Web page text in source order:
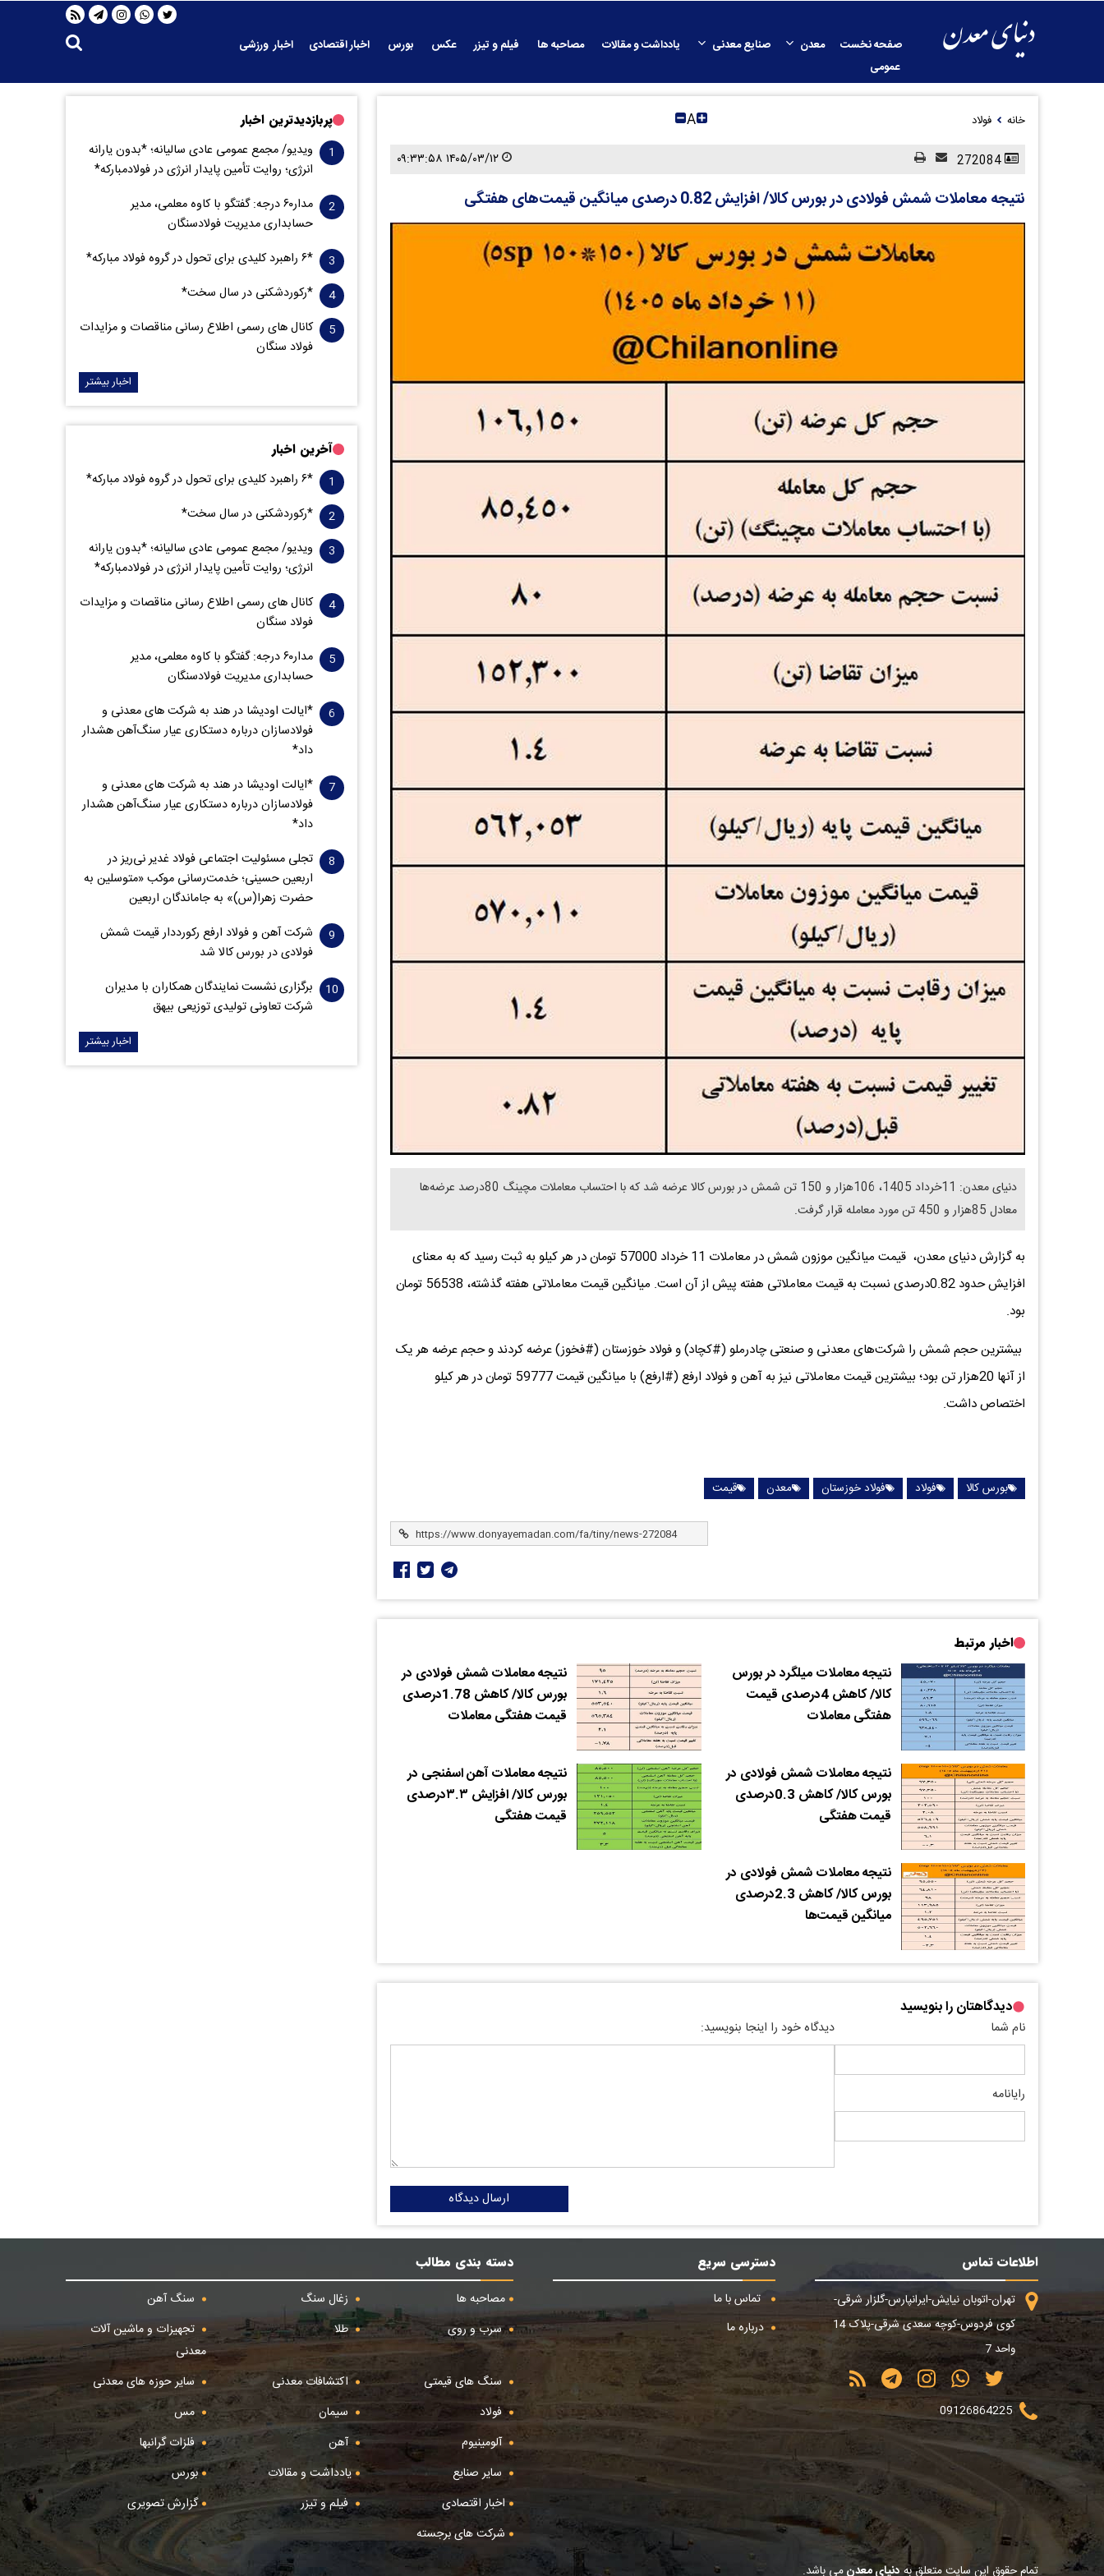
صفحه نخست معدن صنایع معدنی یادداشت و مقالات مصاحبه ها فیلم و تیزر عکس بورس اخبار اقتصادی
اخبار ورزشی
عمومی
خانه فولاد A
۱۴۰۵/۰۳/۱۲ ۰۹:۳۳:۵۸
نتیجه معاملات شمش فولادی در بورس کالا/ افزایش 0.82 درصدی میانگین قیمت‌های هفتگی
دنیای معدن: 11خرداد 1405، 106هزار و 150 تن شمش در بورس کالا عرضه شد که با احتساب معاملات مچینگ 80درصد عرضه‌ها
معادل 85هزار و 450 تن مورد معامله قرار گرفت.
به گزارش دنیای معدن، قیمت میانگین موزون شمش در معاملات 11 خرداد 57000 تومان در هر کیلو به ثبت رسید که به معنای
افزایش حدود 0.82درصدی نسبت به قیمت معاملاتی هفته پیش از آن است. میانگین قیمت معاملاتی هفته گذشته، 56538 تومان
بود.
بیشترین حجم شمش را شرکت‌های معدنی و صنعتی چادرملو (#کچاد) و فولاد خوزستان (#فخوز) عرضه کردند و حجم عرضه هر یک
از آنها 20هزار تن بود؛ بیشترین قیمت معاملاتی نیز به آهن و فولاد ارفع (#ارفع) با میانگین قیمت 59777 تومان در هر کیلو
اختصاص داشت.
بورس کالا فولاد فولاد خوزستان معدن قیمت
اخبار مرتبط
نتیجه معاملات میلگرد در بورس
کالا/ کاهش 4درصدی قیمت
هفتگی معاملات
نتیجه معاملات شمش فولادی در
بورس کالا/ کاهش 1.78درصدی
قیمت هفتگی معاملات
نتیجه معاملات شمش فولادی در
بورس کالا/ کاهش 0.3درصدی
قیمت هفتگی
نتیجه معاملات آهن اسفنجی در
بورس کالا/‌ افزایش ۳.۳درصدی
قیمت هفتگی
نتیجه معاملات شمش فولادی در
بورس کالا/ کاهش 2.3درصدی
میانگین قیمت‌ها
دیدگاهتان را بنویسید
نام شما
رایانامه
دیدگاه خود را اینجا بنویسید:
ارسال دیدگاه
پربازدیدترین اخبار
ویدیو/ مجمع عمومی عادی سالیانه؛ *بدون یارانه
انرژی؛ روایت تأمین پایدار انرژی در فولادمبارکه*
مدار‌۶٠ درجه: گفتگو با کاوه معلمی، مدیر
حسابداری مدیریت فولادسنگان
*۶ راهبرد کلیدی برای تحول در گروه فولاد مبارکه*
*رکوردشکنی در سال سخت*
کانال های رسمی اطلاع رسانی مناقصات و مزایدات
فولاد سنگان
اخبار بیشتر
آخرین اخبار
*۶ راهبرد کلیدی برای تحول در گروه فولاد مبارکه*
*رکوردشکنی در سال سخت*
ویدیو/ مجمع عمومی عادی سالیانه؛ *بدون یارانه
انرژی؛ روایت تأمین پایدار انرژی در فولادمبارکه*
کانال های رسمی اطلاع رسانی مناقصات و مزایدات
فولاد سنگان
مدار‌۶٠ درجه: گفتگو با کاوه معلمی، مدیر
حسابداری مدیریت فولادسنگان
*ایالت اودیشا در هند به شرکت های معدنی و
فولادسازان درباره دستکاری عیار سنگ‌آهن هشدار
داد*
*ایالت اودیشا در هند به شرکت های معدنی و
فولادسازان درباره دستکاری عیار سنگ‌آهن هشدار
داد*
تجلی مسئولیت اجتماعی فولاد غدیر نی‌ریز در
اربعین حسینی؛ خدمت‌رسانی موکب «متوسلین به
حضرت زهرا(س)» به جاماندگان اربعین
شرکت آهن و فولاد ارفع رکورددار قیمت شمش
فولادی در بورس کالا شد
برگزاری نشست نمایندگان همکاران با مدیران
شرکت تعاونی تولیدی توزیعی بیهق
اخبار بیشتر
اطلاعات تماس
تهران-اتوبان نیایش-ایرانپارس-گلزار شرقی-
کوی فردوس-کوچه سعدی شرقی-پلاک 14
واحد 7
09126864225
دسترسی سریع
تماس با ما
درباره ما
دسته بندی مطالب
مصاحبه ها
زغال سنگ
سنگ آهن
سرب و روی
طلا
تجهیزات و ماشین آلات
معدنی
سنگ های قیمتی
اکتشافات معدنی
سایر حوزه های معدنی
فولاد
سیمان
مس
آلومینیوم
آهن
فلزات گرانبها
سایر صنایع
یادداشت و مقالات
بورس
اخبار اقتصادی
فیلم و تیزر
گزارش تصویری
شرکت های برجسته
تمام حقوق این سایت متعلق بهدنیای معدنمی باشد.